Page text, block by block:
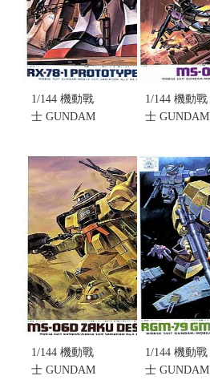
1/144 機動戰
士 GUNDAM
78-1
PROTOTYPE
GUNDAM
(不挑盒況)
(售完缺貨...
售價:0
1/144 機動戰
士 GUNDAM
06R ZAKU
II(不挑盒況)
(售完缺貨...
售價:0
1/144 機動戰
士 GUNDAM
1/144 機動戰
士 GUNDAM